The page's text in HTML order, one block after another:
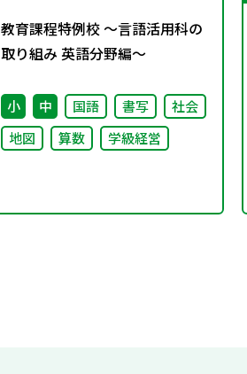
教育課程特例校 ～言語活用科の
取り組み 英語分野編～
小 中 国語 書写
社会
地図
算数 学級経営